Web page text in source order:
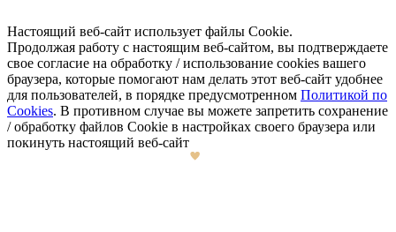
Настоящий веб-сайт использует файлы Cookie.
Продолжая работу с настоящим веб-сайтом, вы подтверждаете
свое согласие на обработку / использование cookies вашего
браузера, которые помогают нам делать этот веб-сайт удобнее
для пользователей, в порядке предусмотренном Политикой по
Cookies. В противном случае вы можете запретить сохранение
/ обработку файлов Cookie в настройках своего браузера или
покинуть настоящий веб-сайт